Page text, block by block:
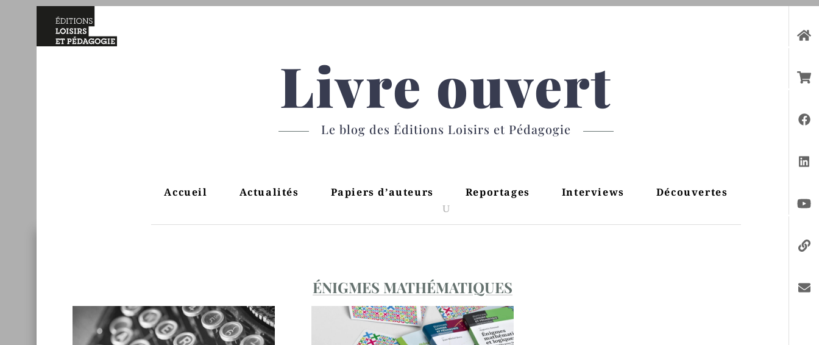
Livre ouvert
Le blog des Éditions Loisirs et Pédagogie
Accueil Actualités Papiers d’auteurs Reportages Interviews Découvertes
ÉNIGMES MATHÉMATIQUES